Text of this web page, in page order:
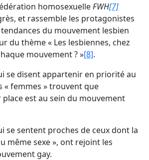
homosexuelleFWH[7]
et rassemble les protagonistes
du mouvement lesbien
du thème « Les lesbiennes, chez
mouvement ? »[8].
se disent appartenir en priorité au
« femmes » trouvent que
est au sein du mouvement
se sentent proches de ceux dont la
même sexe », ont rejoint les
gay.